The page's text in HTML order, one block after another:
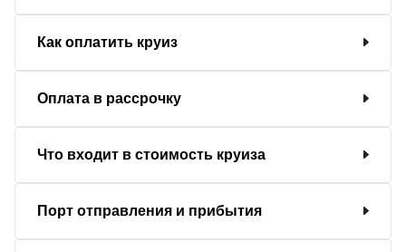
Как оплатить круиз
Оплата в рассрочку
Что входит в стоимость круиза
Порт отправления и прибытия